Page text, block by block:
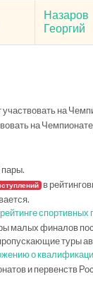
Назаров
Георгий
на
на
пары.
в
малых финалов
туры
о
и первенств